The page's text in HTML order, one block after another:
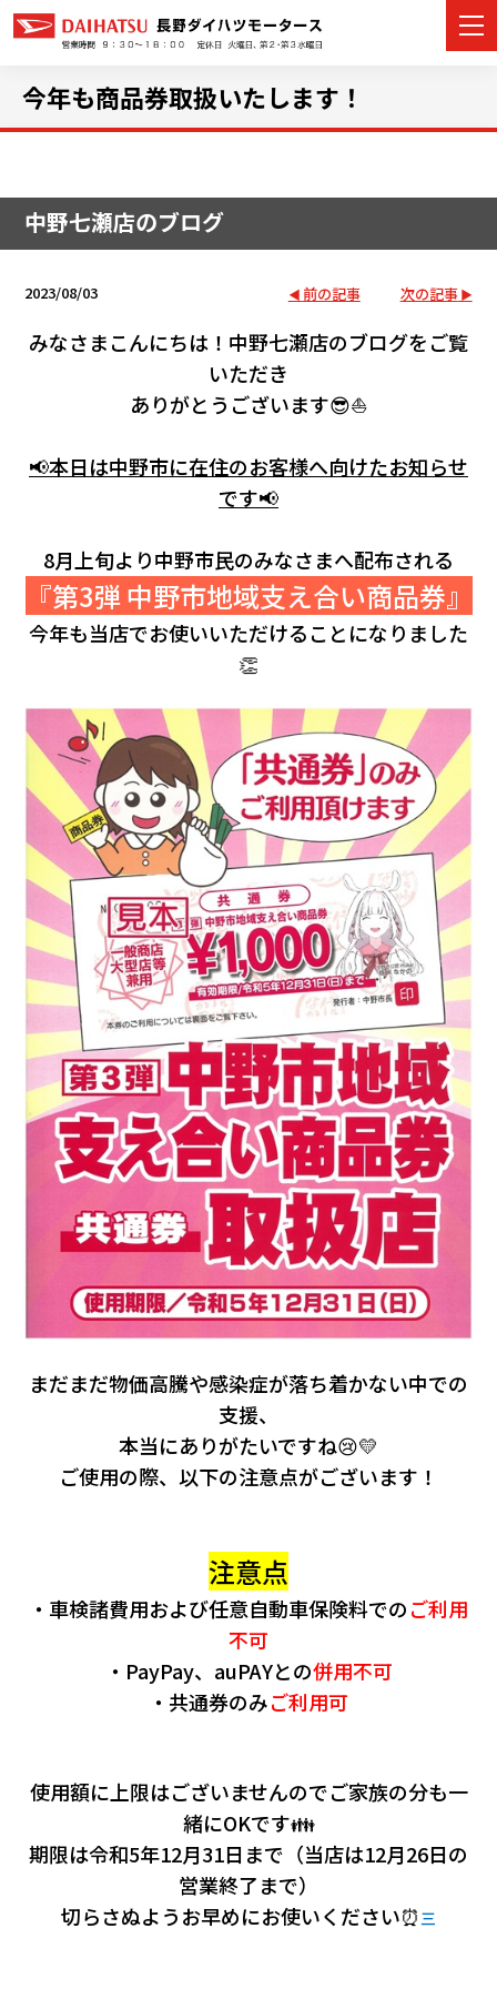
店舗情報
イベント・キャンペーン
ご購入者サポート
会社情報
カタ
リコ
お問
今年も商品券取扱いたします！
中野七瀬店のブログ
2023/08/03 前の記事 次の記事
みなさまこんにちは！中野七瀬店のブログをご覧
いただき
ありがとうございます😎⛵
📢本日は中野市に在住のお客様へ向けたお知らせ
です📢
8月上旬より中野市民のみなさまへ配布される
『第3弾 中野市地域支え合い商品券』
今年も当店でお使いいただけることになりました
👏
まだまだ物価高騰や感染症が落ち着かない中での
支援、
本当にありがたいですね😢💛
ご使用の際、以下の注意点がございます！
注意点
・車検諸費用および任意自動車保険料でのご利用
不可
・PayPay、auPAYとの併用不可
・共通券のみご利用可
使用額に上限はございませんのでご家族の分も一
緒にOKです👪
期限は令和5年12月31日まで（当店は12月26日の
営業終了まで）
切らさぬようお早めにお使いください⏰ 三